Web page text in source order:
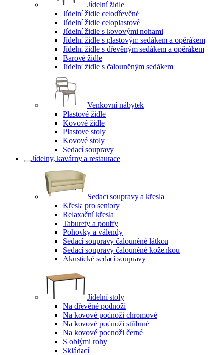
Jídelní židle
Jídelní židle celodřevěné
Jídelní židle celoplastové
Jídelní židle s kovovými nohami
Jídelní židle s plastovým sedákem a opěrákem
Jídelní židle s dřevěným sedákem a opěrákem
Barové židle
Jídelní židle s čalouněným sedákem
Venkovní nábytek
Plastové židle
Kovové židle
Plastové stoly
Kovové stoly
Sedací soupravy
Jídelny, kavárny a restaurace
Sedací soupravy a křesla
Křesla pro seniory
Relaxační křesla
Taburety a pouffy
Pohovky a válendy
Sedací soupravy čalouněné látkou
Sedací soupravy čalouněné koženkou
Akustické sedací soupravy
Jídelní stoly
Na dřevěné podnoži
Na kovové podnoži chromové
Na kovové podnoži stříbrné
Na kovové podnoži černé
S oblými rohy
Skládací